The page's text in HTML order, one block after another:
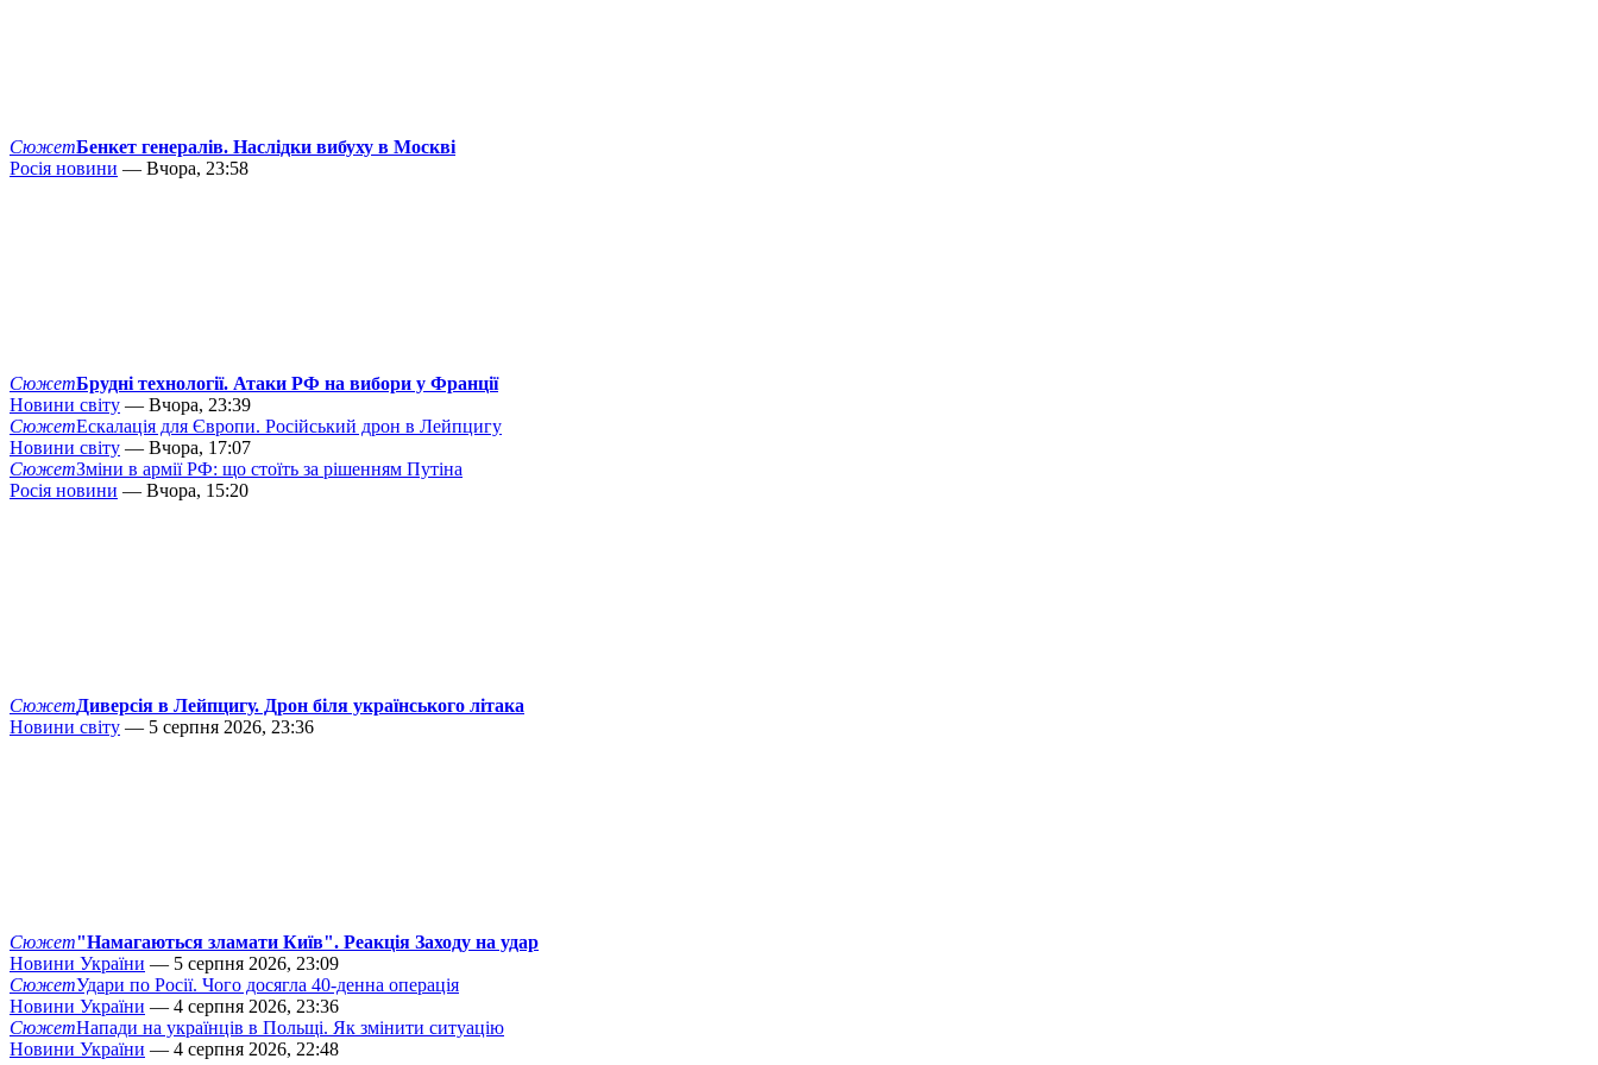
СюжетБенкет генералів. Наслідки вибуху в Москві
Росія новини — Вчора, 23:58
СюжетБрудні технології. Атаки РФ на вибори у Франції
Новини світу — Вчора, 23:39
СюжетЕскалація для Європи. Російський дрон в Лейпцигу
Новини світу — Вчора, 17:07
СюжетЗміни в армії РФ: що стоїть за рішенням Путіна
Росія новини — Вчора, 15:20
СюжетДиверсія в Лейпцигу. Дрон біля українського літака
Новини світу — 5 серпня 2026, 23:36
Сюжет"Намагаються зламати Київ". Реакція Заходу на удар
Новини України — 5 серпня 2026, 23:09
СюжетУдари по Росії. Чого досягла 40-денна операція
Новини України — 4 серпня 2026, 23:36
СюжетНапади на українців в Польщі. Як змінити ситуацію
Новини України — 4 серпня 2026, 22:48